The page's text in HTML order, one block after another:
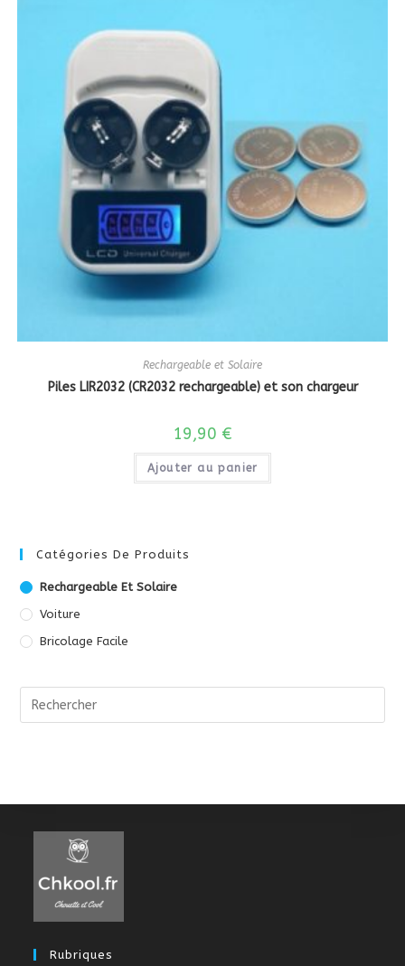
Rechargeable et Solaire
Piles LIR2032 (CR2032 rechargeable) et son chargeur
19,90 €
Ajouter au panier
Catégories De Produits
Rechargeable Et Solaire
Voiture
Bricolage Facile
Rubriques